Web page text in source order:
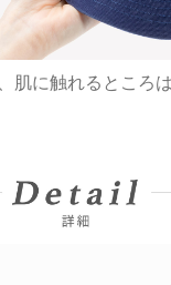
肌に触れるところ